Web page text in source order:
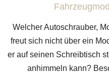
Welcher Autoschrauber,
freut sich nicht über ein
er auf seinen Schreibtisch
anhimmeln kann?